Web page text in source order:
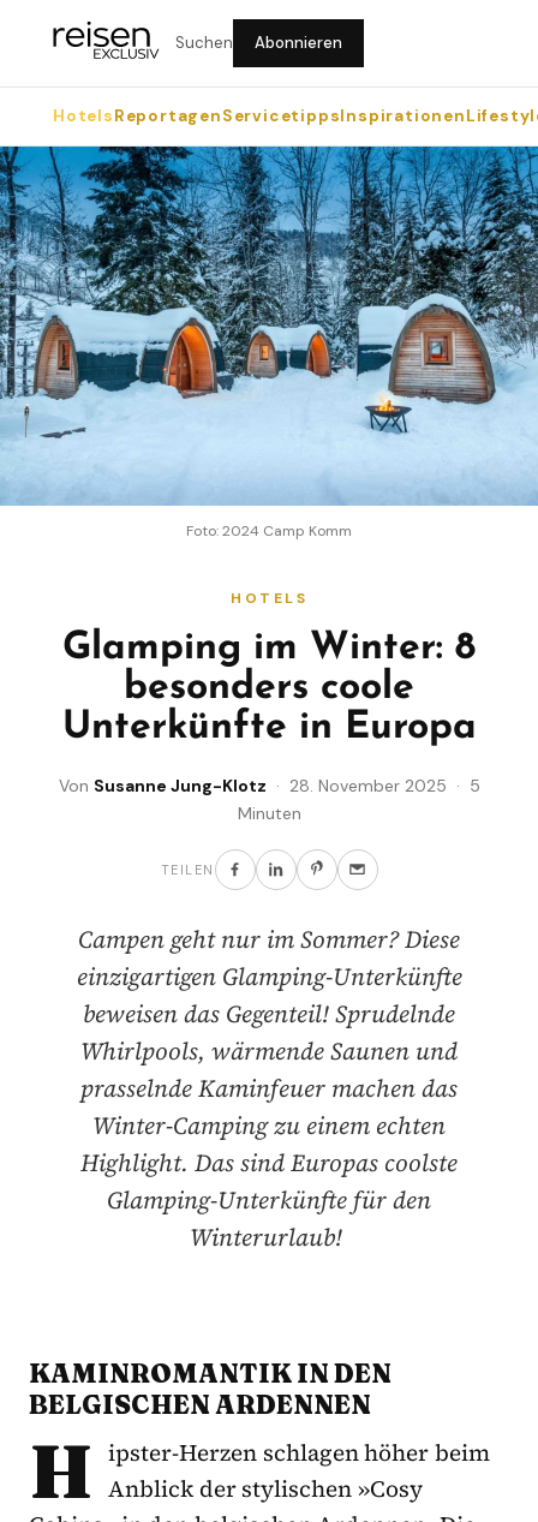
Suchen Abonnieren
HotelsReportagenServicetippsInspirationen
Foto: 2024 Camp Komm
HOTELS
Glamping im Winter: 8
besonders coole
Unterkünfte in Europa
Von Susanne Jung-Klotz · 28. November 2025 · 5
Minuten
TEILEN
Campen geht nur im Sommer? Diese
einzigartigen Glamping-Unterkünfte
beweisen das Gegenteil! Sprudelnde
Whirlpools, wärmende Saunen und
prasselnde Kaminfeuer machen das
Winter-Camping zu einem echten
Highlight. Das sind Europas coolste
Glamping-Unterkünfte für den
Winterurlaub!
KAMINROMANTIK IN DEN
BELGISCHEN ARDENNEN
H ipster-Herzen schlagen höher beim
Anblick der stylischen »Cosy